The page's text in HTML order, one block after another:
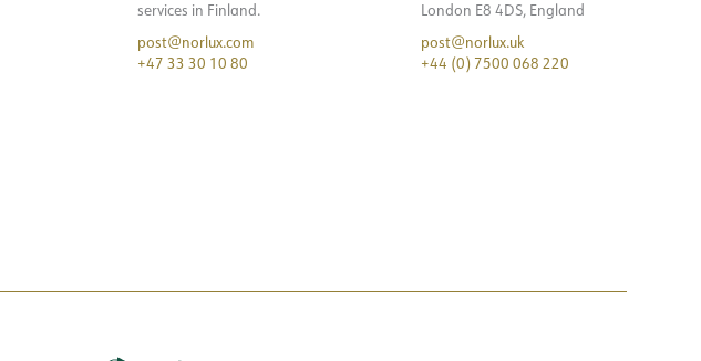
services in Finland.
post@norlux.com
+47 33 30 10 80
London E8 4DS, England
post@norlux.uk
+44 (0) 7500 068 220